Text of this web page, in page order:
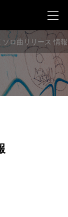
ソロ曲リリース 情報